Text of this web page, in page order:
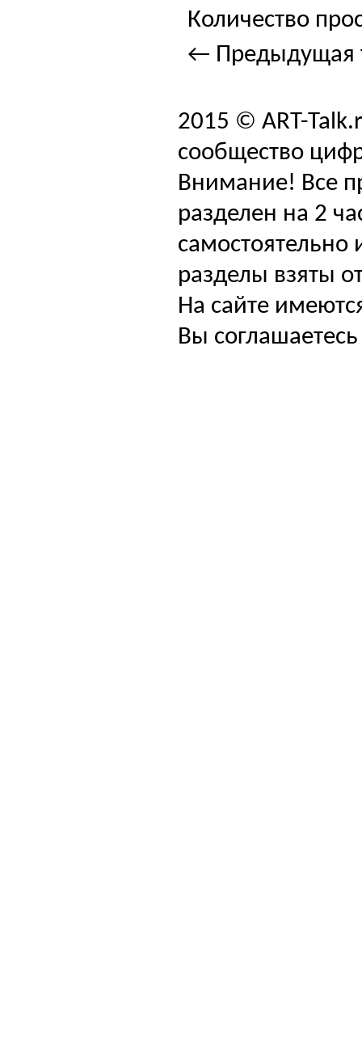
Количество
← Предыдущая
2015 © ART-
сообщество
Внимание! Все
разделен на 2
самостоятельно
разделы взяты
На сайте
Вы